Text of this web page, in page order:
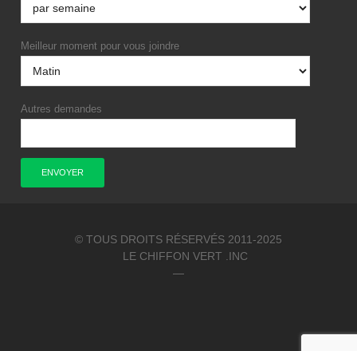
Meilleur moment pour vous joindre
Autres demandes
© TOUS DROITS RÉSERVÉS 2011-2025
LE CHIFFON VERT .INC
—